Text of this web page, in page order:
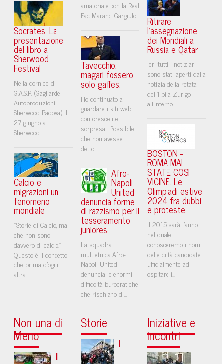
Socrates. La
presentazione
del libro a
Sherwood
Festival
Nella cornice di
G.A.S.P. (Gagliarde
Autoproduzioni
Sherwood Padova) il
27 giugno a
Sherwood...
Calcio e
migrazioni un
fenomeno
mondiale
“Storie di Calcio, ma
che non sono
davvero di calcio.”
Questo è il concetto
che prima d'ogni
altra...
amatoriale con la Real
Fac Marano. Gargiulo...
Tavecchio:
magari fossero
solo gaffes.
Ho continuato a
guardare i siti web
con crescente
sorpresa . Possibile
che non avesse
detto...
Afro-
Napoli
United
denuncia forme
di razzismo per il
tesseramento
juniores.
La squadra
multietnica Afro-
Napoli United
denuncia le enormi
difficoltà burocratiche
che rischiano di...
Ritirare
l'assegnazione
dei Mondiali a
Russia e Qatar
Ieri tutti i notiziari
sono stati aperti dalla
notizia della retata
dell'Fbi a Zurigo
all'interno...
BOSTON -
ROMA MAI
STATE COSI
VICINE. Le
Olimpiadi estive
2024 fra dubbi
e proteste.
Il 2015 sarà l'anno
nel quale
conosceremo i nomi
delle città candidate
ufficialmente ad
ospitare i...
Non una di
Meno
Il
Storie
I
Iniziative e
incontri